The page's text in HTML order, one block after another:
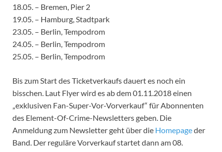
18.05. – Bremen, Pier 2
19.05. – Hamburg, Stadtpark
23.05. – Berlin, Tempodrom
24.05. – Berlin, Tempodrom
25.05. – Berlin, Tempodrom
Bis zum Start des Ticketverkaufs dauert es noch ein
bisschen. Laut Flyer wird es ab dem 01.11.2018 einen
„exklusiven Fan-Super-Vor-Vorverkauf“ für Abonnenten
des Element-Of-Crime-Newsletters geben. Die
Anmeldung zum Newsletter geht über die Homepageder
Band. Der reguläre Vorverkauf startet dann am 08.